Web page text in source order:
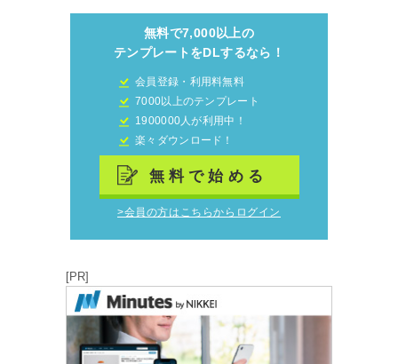
無料で7,000以上の
テンプレートをDLするなら！
会員登録・利用料無料
7000以上のテンプレート
1900000人が利用中！
楽々ダウンロード！
無料で始める
>会員の方はこちらからログイン
[PR]